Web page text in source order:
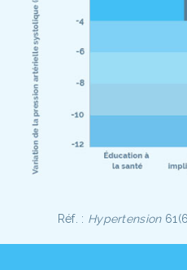
Réf. : Hypertension